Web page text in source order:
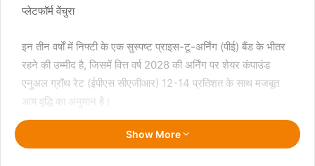
प्लेटफॉर्म वेंचुरा
इन तीन वर्षों में निफ्टी के एक सुस्पष्ट प्राइस-टू-अर्निंग (पीई) बैंड के भीतर
रहने की उम्मीद है, जिसमें वित्त वर्ष 2028 की अर्निंग पर शेयर कंपाउंड
एनुअल ग्रॉथ रेट (ईपीएस सीएजीआर) 12-14 प्रतिशत के साथ मजबूत
आय वृद्धि का अनुमान है।
वेंचुरा के शोध प्रमुख विनीत बोलिंजकर ने कहा, “पिछले 10 वर्षों में, भारतीय
Show More